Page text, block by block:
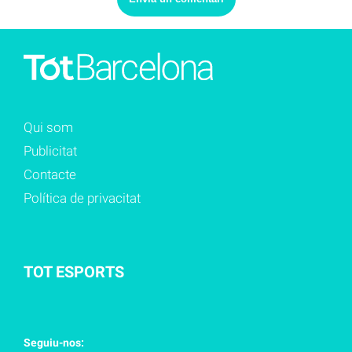
Qui som
Publicitat
Contacte
Política de privacitat
TOT ESPORTS
Seguiu-nos: